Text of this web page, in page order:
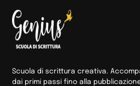
Scuola di scrittura creativa.
dai primi passi fino alla